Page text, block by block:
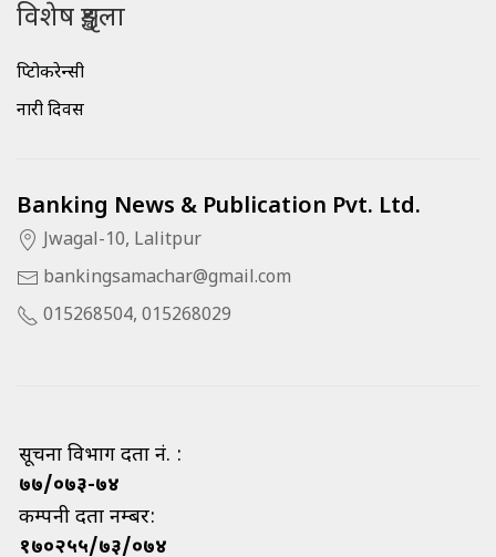
विशेष शृङ्खला
क्रिप्टोकरेन्सी
नारी दिवस
Banking News & Publication Pvt. Ltd.
Jwagal-10, Lalitpur
bankingsamachar@gmail.com
015268504, 015268029
सूचना विभाग दर्ता नं. :
७७/०७३-७४
कम्पनी दर्ता नम्बर:
१७०२५५/७३/०७४